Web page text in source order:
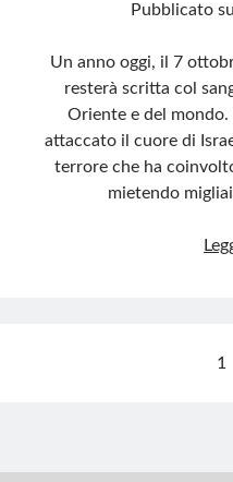
Pubblicato su
Un anno oggi, il 7
resterà scritta col
Oriente e del mondo.
attaccato il cuore di
terrore che ha
mietendo
1